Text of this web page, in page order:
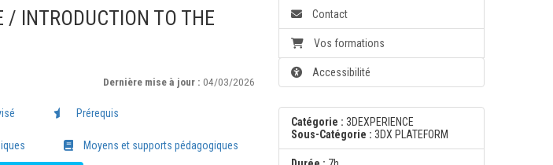
/ INTRODUCTION TO THE
Dernière mise à jour : 04/03/2026
Prérequis
Moyens et supports pédagogiques
Contact
Vos formations
Accessibilité
Catégorie : 3DEXPERIENCE
Sous-Catégorie : 3DX PLATEFORM